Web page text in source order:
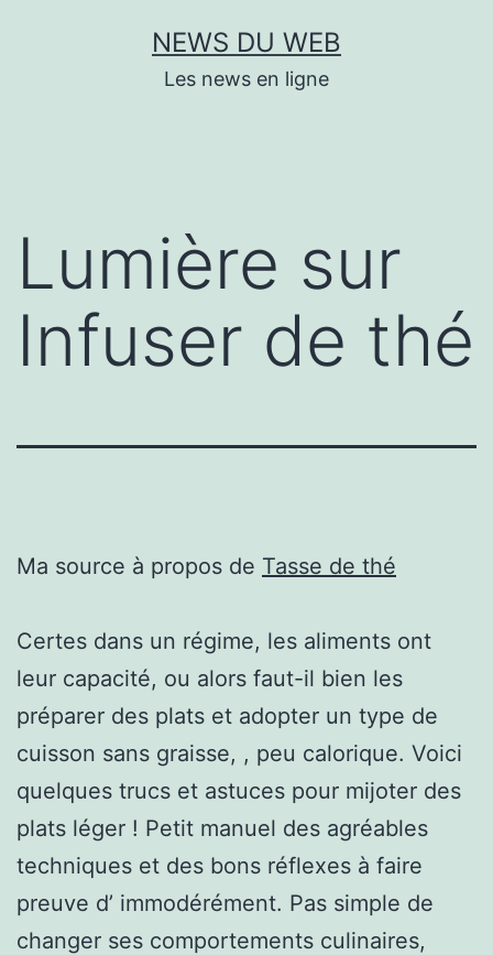
NEWS DU WEB
Les news en ligne
Lumière sur
Infuser de thé
Ma source à propos de Tasse de thé
Certes dans un régime, les aliments ont
leur capacité, ou alors faut-il bien les
préparer des plats et adopter un type de
cuisson sans graisse, , peu calorique. Voici
quelques trucs et astuces pour mijoter des
plats léger ! Petit manuel des agréables
techniques et des bons réflexes à faire
preuve d’ immodérément. Pas simple de
changer ses comportements culinaires,